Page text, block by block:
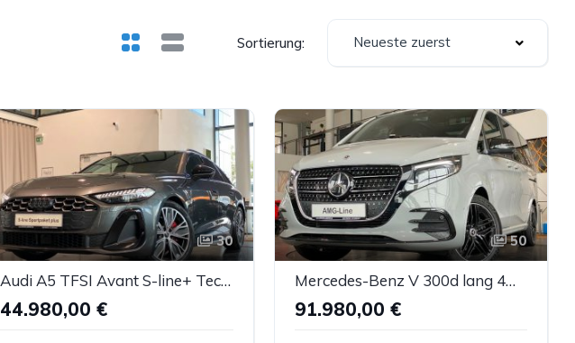
Sortierung: Neueste zuerst
30
Audi A5 TFSI Avant S-line+ TechPlus-Paket Matrix ACC
44.980,00 €
50
Mercedes-Benz V 300d lang 4M AMG MBUX Sbel Sthz Pano DTR AHK
91.980,00 €